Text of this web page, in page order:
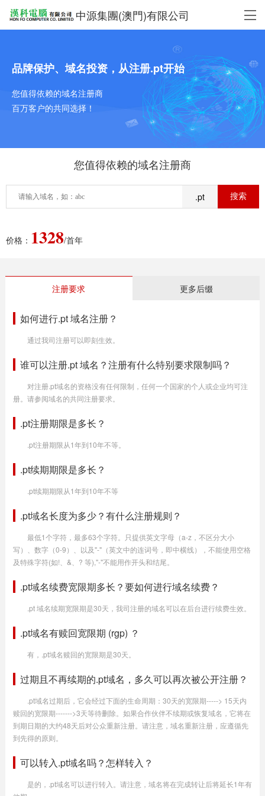
中源集團(澳門)有限公司
品牌保护、域名投资，从注册.pt开始
您值得依赖的域名注册商
百万客户的共同选择！
您值得依赖的域名注册商
.pt
价格： 1328/首年
注册要求 更多后缀
如何进行.pt 域名注册？
通过我司注册可以即刻生效。
谁可以注册.pt 域名？注册有什么特别要求限制吗？
对注册.pt域名的资格没有任何限制，任何一个国家的个人或企业均可注
册。请参阅域名的共同注册要求。
.pt注册期限是多长？
.pt注册期限从1年到10年不等。
.pt续期期限是多长？
.pt续期期限从1年到10年不等
.pt域名长度为多少？有什么注册规则？
最低1个字符，最多63个字符。只提供英文字母（a-z，不区分大小
写）、数字（0-9）、以及"-"（英文中的连词号，即中横线），不能使用空格
及特殊字符(如!、&、? 等),"-"不能用作开头和结尾。
.pt域名续费宽限期多长？要如何进行域名续费？
.pt 域名续期宽限期是30天，我司注册的域名可以在后台进行续费生效。
.pt域名有赎回宽限期 (rgp) ？
有，.pt域名赎回的宽限期是30天。
过期且不再续期的.pt域名，多久可以再次被公开注册？
.pt域名过期后，它会经过下面的生命周期：30天的宽限期-----> 15天内
赎回的宽限期------->3天等待删除。如果合作伙伴不续期或恢复域名，它将在
到期日期的大约48天后对公众重新注册。请注意，域名重新注册，应遵循先
到先得的原则。
可以转入.pt域名吗？怎样转入？
是的，.pt域名可以进行转入。请注意，域名将在完成转让后将延长1年有